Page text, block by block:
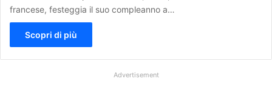
francese, festeggia il suo compleanno a…
Scopri di più
Advertisement